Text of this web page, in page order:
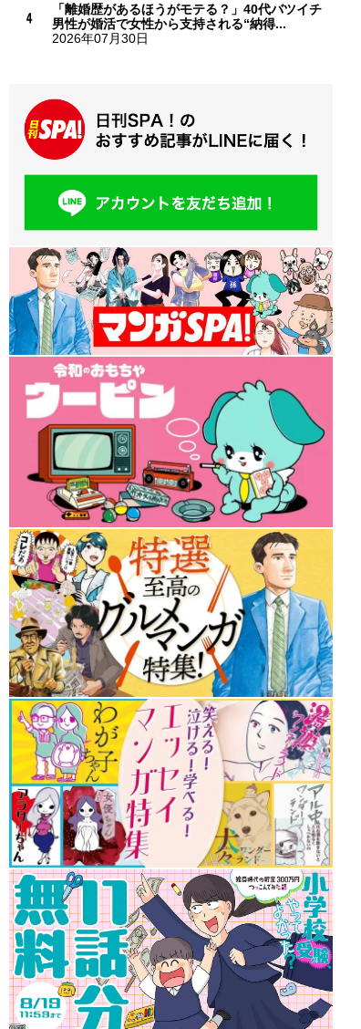
「離婚歴があるほうがモテる？」40代バツイチ
男性が婚活で女性から支持される“納得...
2026年07月30日